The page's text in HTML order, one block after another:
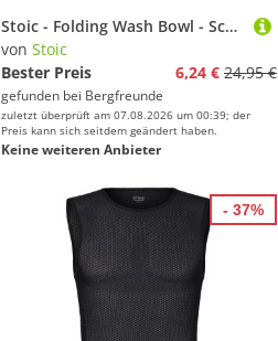
Stoic - Folding Wash Bowl - Schüssel Gr XL schwarz
von Stoic
Bester Preis
6,24 € 24,95 €
gefunden bei Bergfreunde
zuletzt überprüft am 07.08.2026 um 00:39; der
Preis kann sich seitdem geändert haben.
Keine weiteren Anbieter
- 37%